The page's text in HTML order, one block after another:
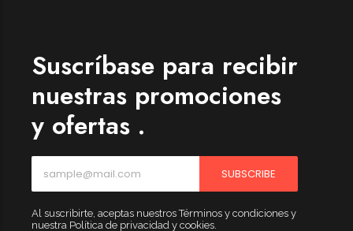
Suscríbase para recibir
nuestras promociones
y ofertas .
SUBSCRIBE
Al suscribirte, aceptas nuestros Términos y condiciones y
nuestra Política de privacidad y cookies.